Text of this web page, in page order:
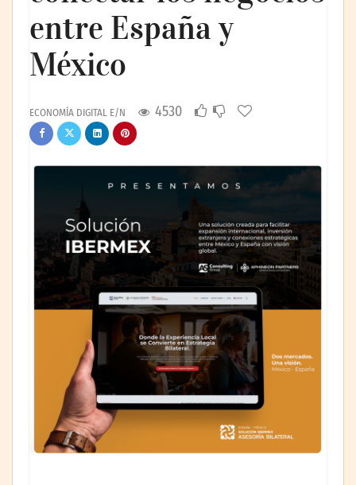
entre España y
México
ECONOMÍA DIGITAL E/N 4530